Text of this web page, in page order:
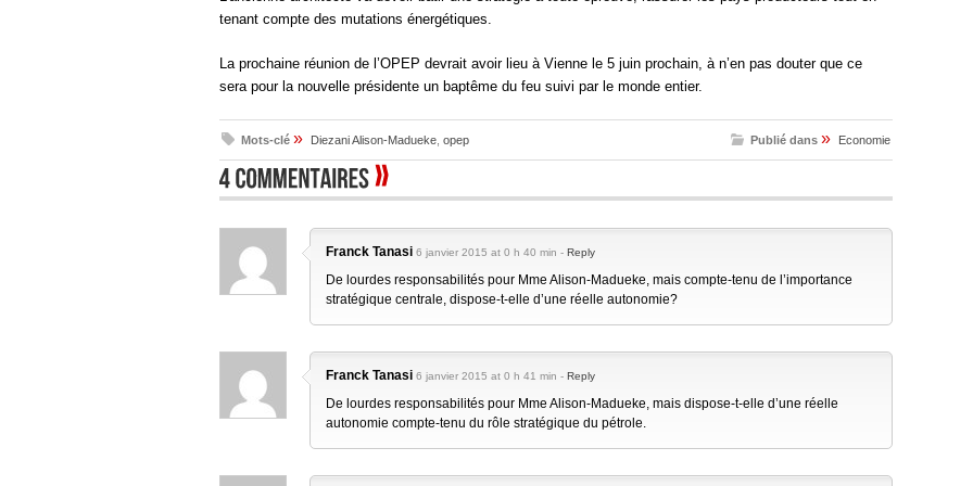
tenant compte des mutations énergétiques.
La prochaine réunion de l’OPEP devrait avoir lieu à Vienne le 5 juin prochain, à n’en pas douter que ce
sera pour la nouvelle présidente un baptême du feu suivi par le monde entier.
Mots-clé » Diezani Alison-Madueke opep Publié dans » Economie
Franck Tanasi 6 janvier 2015 at 0 h 40 min - Reply
De lourdes responsabilités pour Mme Alison-Madueke, mais compte-tenu de l’importance
stratégique centrale, dispose-t-elle d’une réelle autonomie?
Franck Tanasi 6 janvier 2015 at 0 h 41 min - Reply
De lourdes responsabilités pour Mme Alison-Madueke, mais dispose-t-elle d’une réelle
autonomie compte-tenu du rôle stratégique du pétrole.